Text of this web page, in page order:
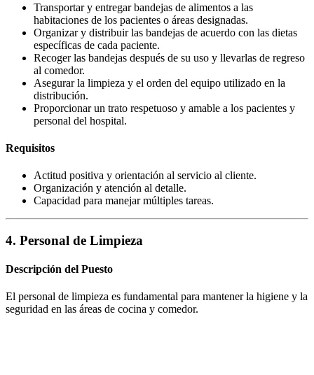
Transportar y entregar bandejas de alimentos a las
habitaciones de los pacientes o áreas designadas.
Organizar y distribuir las bandejas de acuerdo con las dietas
específicas de cada paciente.
Recoger las bandejas después de su uso y llevarlas de regreso
al comedor.
Asegurar la limpieza y el orden del equipo utilizado en la
distribución.
Proporcionar un trato respetuoso y amable a los pacientes y
personal del hospital.
Requisitos
Actitud positiva y orientación al servicio al cliente.
Organización y atención al detalle.
Capacidad para manejar múltiples tareas.
4. Personal de Limpieza
Descripción del Puesto
El personal de limpieza es fundamental para mantener la higiene y la
seguridad en las áreas de cocina y comedor.